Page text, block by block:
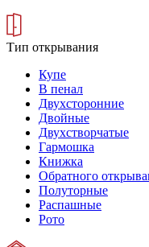
Тип открывания
Купе
В пенал
Двухсторонние
Двойные
Двухстворчатые
Гармошка
Книжка
Обратного
Полуторные
Распашные
Рото